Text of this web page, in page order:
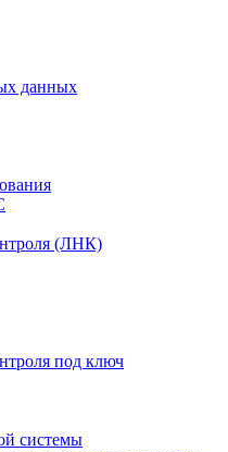
данных
(ЛНК)
под ключ
системы